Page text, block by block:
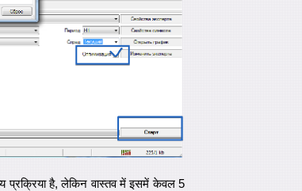
प्रक्रिया है, लेकिन वास्तव में इसमें केवल 5